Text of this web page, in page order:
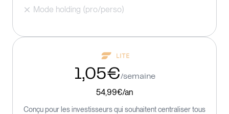
Mode holding (pro/perso)
1,05€/semaine
54,99€/an
Conçu pour les investisseurs qui souhaitent centraliser tous